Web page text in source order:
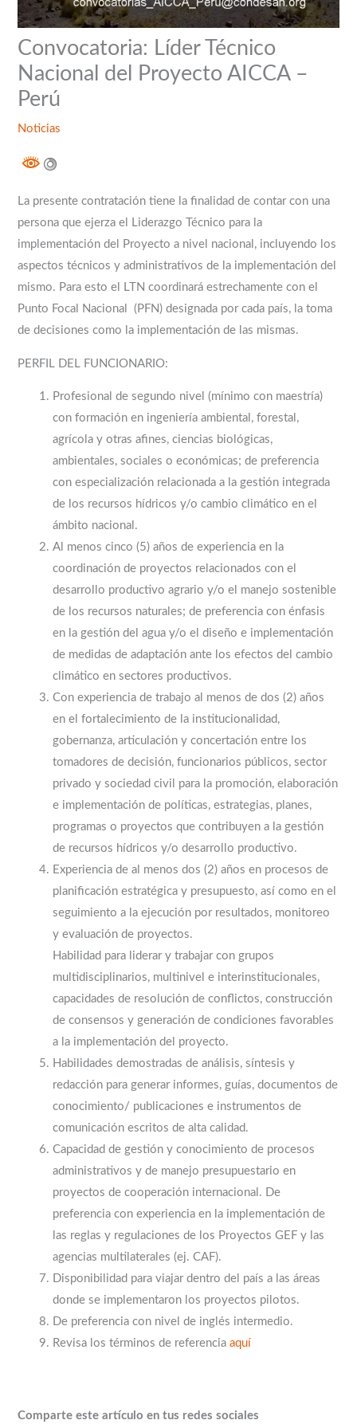
Convocatoria: Líder Técnico
Nacional del Proyecto AICCA –
Perú
Noticias
La presente contratación tiene la finalidad de contar con una
persona que ejerza el Liderazgo Técnico para la
implementación del Proyecto a nivel nacional, incluyendo los
aspectos técnicos y administrativos de la implementación del
mismo. Para esto el LTN coordinará estrechamente con el
Punto Focal Nacional (PFN) designada por cada país, la toma
de decisiones como la implementación de las mismas.
PERFIL DEL FUNCIONARIO:
Profesional de segundo nivel (mínimo con maestría)
con formación en ingeniería ambiental, forestal,
agrícola y otras afines, ciencias biológicas,
ambientales, sociales o económicas; de preferencia
con especialización relacionada a la gestión integrada
de los recursos hídricos y/o cambio climático en el
ámbito nacional.
Al menos cinco (5) años de experiencia en la
coordinación de proyectos relacionados con el
desarrollo productivo agrario y/o el manejo sostenible
de los recursos naturales; de preferencia con énfasis
en la gestión del agua y/o el diseño e implementación
de medidas de adaptación ante los efectos del cambio
climático en sectores productivos.
Con experiencia de trabajo al menos de dos (2) años
en el fortalecimiento de la institucionalidad,
gobernanza, articulación y concertación entre los
tomadores de decisión, funcionarios públicos, sector
privado y sociedad civil para la promoción, elaboración
e implementación de políticas, estrategias, planes,
programas o proyectos que contribuyen a la gestión
de recursos hídricos y/o desarrollo productivo.
Experiencia de al menos dos (2) años en procesos de
planificación estratégica y presupuesto, así como en el
seguimiento a la ejecución por resultados, monitoreo
y evaluación de proyectos.
Habilidad para liderar y trabajar con grupos
multidisciplinarios, multinivel e interinstitucionales,
capacidades de resolución de conflictos, construcción
de consensos y generación de condiciones favorables
a la implementación del proyecto.
Habilidades demostradas de análisis, síntesis y
redacción para generar informes, guías, documentos de
conocimiento/ publicaciones e instrumentos de
comunicación escritos de alta calidad.
Capacidad de gestión y conocimiento de procesos
administrativos y de manejo presupuestario en
proyectos de cooperación internacional. De
preferencia con experiencia en la implementación de
las reglas y regulaciones de los Proyectos GEF y las
agencias multilaterales (ej. CAF).
Disponibilidad para viajar dentro del país a las áreas
donde se implementaron los proyectos pilotos.
De preferencia con nivel de inglés intermedio.
Revisa los términos de referenciaaquí
Comparte este artículo en tus redes sociales